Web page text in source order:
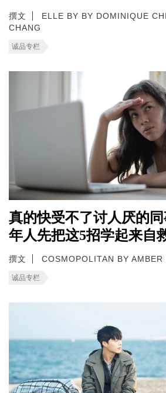
撰文
ELLE BY BY DOMINIQUE
CHANG
诚品专栏
真的快受不了讨人厌的
年人先把这5招学起来自
撰文 COSMOPOLITAN BY
诚品专栏